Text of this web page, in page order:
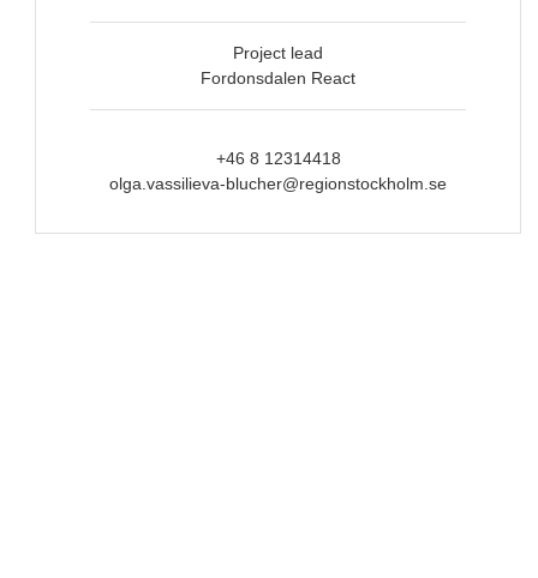
Project lead
Fordonsdalen React
+46 8 12314418
olga.vassilieva-blucher@regionstockholm.se